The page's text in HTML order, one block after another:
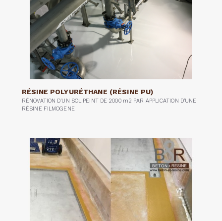
RÉSINE POLYURÉTHANE (RÉSINE PU)
RÉNOVATION D’UN SOL PEINT DE 2000 m2 PAR APPLICATION D’UNE
RÉSINE FILMOGENE